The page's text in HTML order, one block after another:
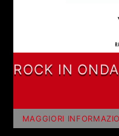
ROCK IN
MAGGIORI